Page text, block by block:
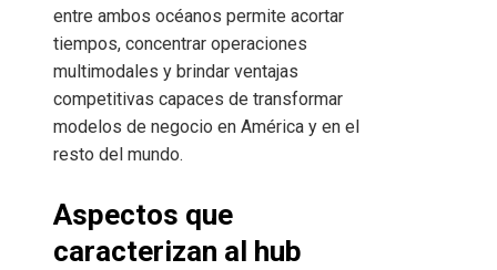
entre ambos océanos permite acortar
tiempos, concentrar operaciones
multimodales y brindar ventajas
competitivas capaces de transformar
modelos de negocio en América y en el
resto del mundo.
Aspectos que
caracterizan al hub